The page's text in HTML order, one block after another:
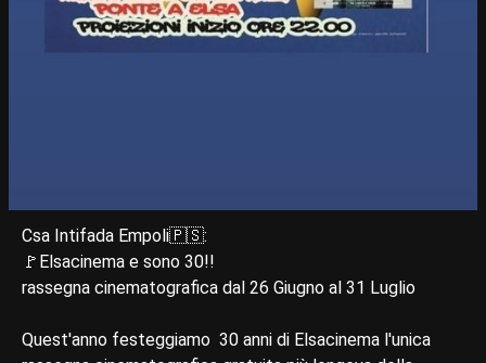
Csa Intifada Empoli🇵🇸:
🚩Elsacinema e sono 30!!
rassegna cinematografica dal 26 Giugno al 31 Luglio
Quest'anno festeggiamo 30 anni di Elsacinema l'unica